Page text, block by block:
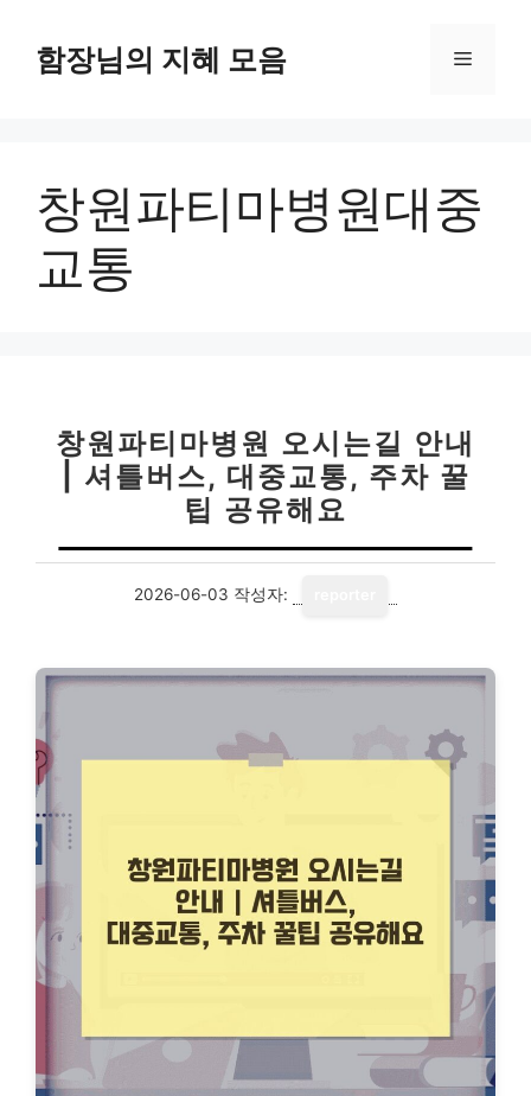
함장님의 지혜 모음 메
창원파티마병원대중
교통
창원파티마병원 오시는길 안내
| 셔틀버스, 대중교통, 주차 꿀
팁 공유해요
2026-06-03 작성자: